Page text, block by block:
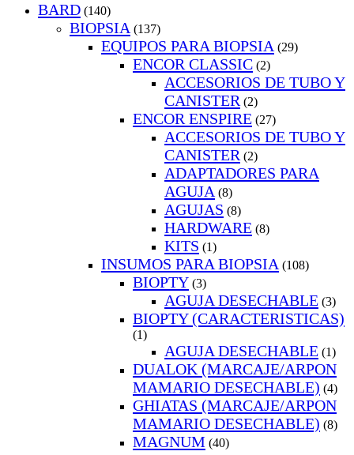
BARD (140)
BIOPSIA (137)
EQUIPOS PARA BIOPSIA (29)
ENCOR CLASSIC (2)
ACCESORIOS DE TUBO Y
CANISTER (2)
ENCOR ENSPIRE (27)
ACCESORIOS DE TUBO Y
CANISTER (2)
ADAPTADORES PARA
AGUJA (8)
AGUJAS (8)
HARDWARE (8)
KITS (1)
INSUMOS PARA BIOPSIA (108)
BIOPTY (3)
AGUJA DESECHABLE (3)
BIOPTY (CARACTERISTICAS)
(1)
AGUJA DESECHABLE (1)
DUALOK (MARCAJE/ARPON
MAMARIO DESECHABLE) (4)
GHIATAS (MARCAJE/ARPON
MAMARIO DESECHABLE) (8)
MAGNUM (40)